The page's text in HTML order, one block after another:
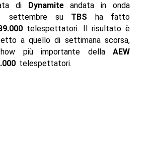
di Dynamiteandata in onda
settembre su TBS ha fatto
telespettatori. Il risultato è
a quello di settimana scorsa,
più importante dellaAEW
telespettatori.